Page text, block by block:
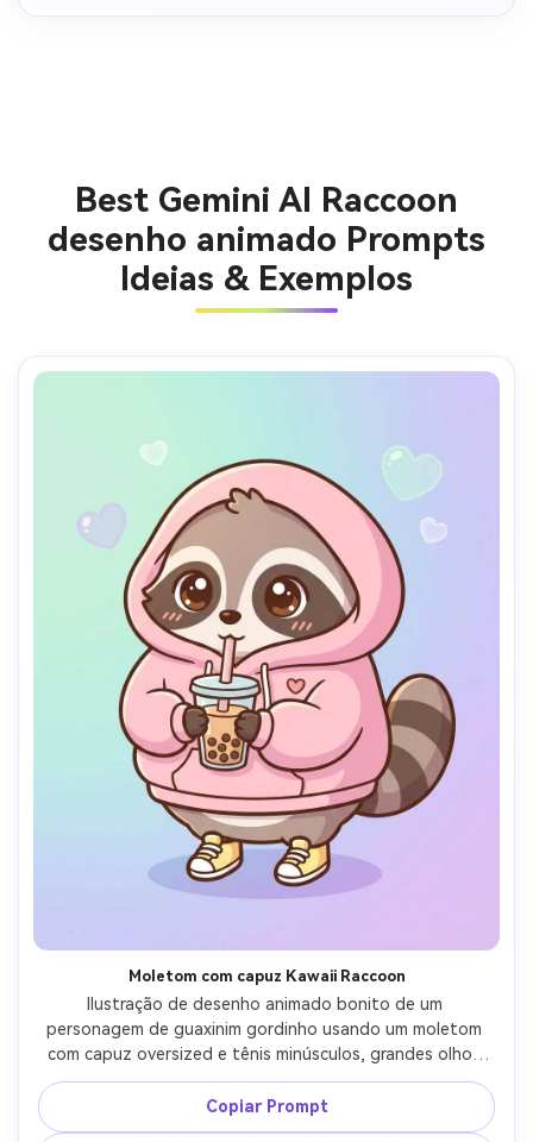
Best Gemini AI Raccoon
desenho animado Prompts
Ideias & Exemplos
Moletom com capuz Kawaii Raccoon
Ilustração de desenho animado bonito de um
personagem de guaxinim gordinho usando um moletom
com capuz oversized e tênis minúsculos, grandes olhos
brilhantes, paleta de cores pastel suave, contorno limpo
e ousado, fundo gradiente simples com corações
flutuantes, pose tímida lúdica segurando um chá boba,
Copiar Prompt